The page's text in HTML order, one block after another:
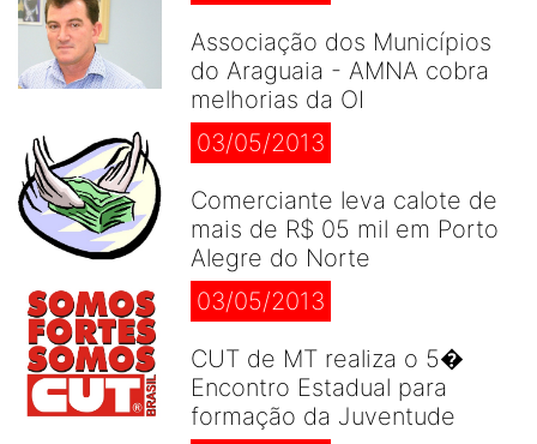
Associação dos Municípios
do Araguaia - AMNA cobra
melhorias da OI
03/05/2013
Comerciante leva calote de
mais de R$ 05 mil em Porto
Alegre do Norte
03/05/2013
CUT de MT realiza o 5�
Encontro Estadual para
formação da Juventude